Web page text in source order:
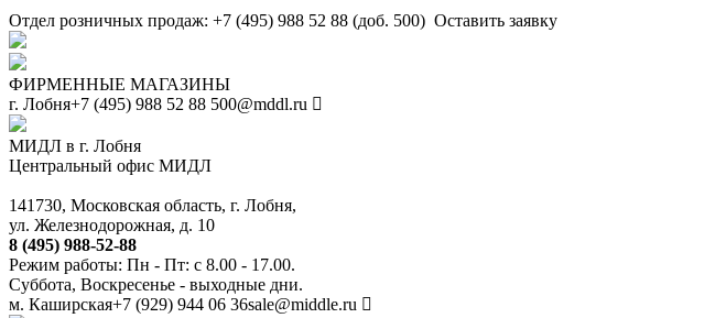
Отдел розничных продаж: +7 (495) 988 52 88 (доб. 500) Оставить заявку
ФИРМЕННЫЕ МАГАЗИНЫ
г. Лобня+7 (495) 988 52 88 500@mddl.ru
МИДЛ в г. Лобня
Центральный офис МИДЛ
141730, Московская область, г. Лобня,
ул. Железнодорожная, д. 10
8 (495) 988-52-88
Режим работы: Пн - Пт: с 8.00 - 17.00.
Суббота, Воскресенье - выходные дни.
м. Каширская+7 (929) 944 06 36sale@middle.ru